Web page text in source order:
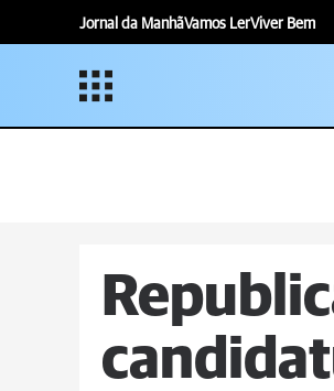
Jornal da ManhãVamos LerViver Bem